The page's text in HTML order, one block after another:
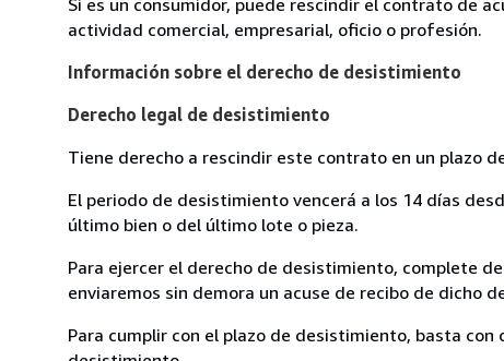
actividad comercial, empresarial, oficio o profesión.
Información sobre el derecho de desistimiento
Derecho legal de desistimiento
Tiene derecho a rescindir este contrato en un plazo
El periodo de desistimiento vencerá a los 14 días
último bien o del último lote o pieza.
Para ejercer el derecho de desistimiento, complete
enviaremos sin demora un acuse de recibo de dicho
Para cumplir con el plazo de desistimiento, basta